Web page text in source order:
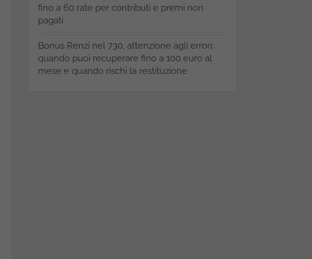
fino a 60 rate per contributi e premi non
pagati
Bonus Renzi nel 730, attenzione agli errori:
quando puoi recuperare fino a 100 euro al
mese e quando rischi la restituzione